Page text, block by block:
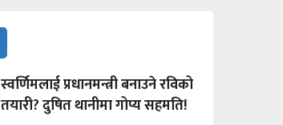
स्वर्णिमलाई प्रधानमन्त्री बनाउने रविको
तयारी? दुषित थानीमा गोप्य सहमति!